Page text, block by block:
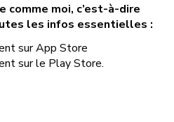
comme moi, c’est-à-dire
les infos essentielles :
sur App Store
sur le Play Store.